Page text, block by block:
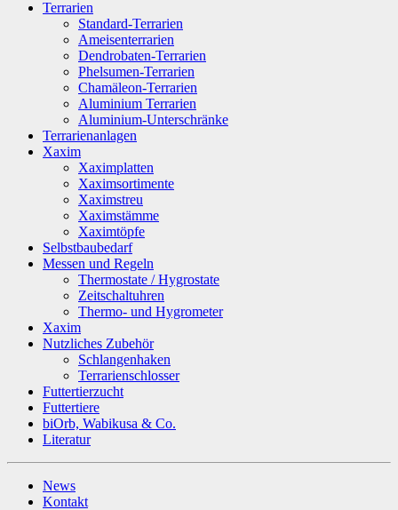
Terrarien
Standard-Terrarien
Ameisenterrarien
Dendrobaten-Terrarien
Phelsumen-Terrarien
Chamäleon-Terrarien
Aluminium Terrarien
Aluminium-Unterschränke
Terrarienanlagen
Xaxim
Xaximplatten
Xaximsortimente
Xaximstreu
Xaximstämme
Xaximtöpfe
Selbstbaubedarf
Messen und Regeln
Thermostate / Hygrostate
Zeitschaltuhren
Thermo- und Hygrometer
Xaxim
Nutzliches Zubehör
Schlangenhaken
Terrarienschlosser
Futtertierzucht
Futtertiere
biOrb, Wabikusa & Co.
Literatur
News
Kontakt